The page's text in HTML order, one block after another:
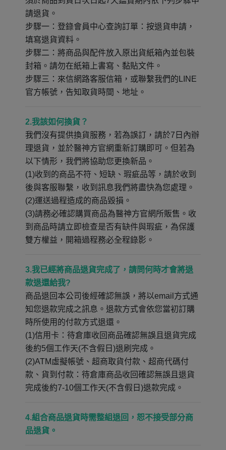
請退貨。
步驟一：登錄會員中心查詢訂單：按退貨申請，
填寫退貨資料。
步驟二：將商品與配件放入原出貨紙箱內並包裝
封箱。請勿在紙箱上書寫、黏貼文件。
步驟三：來信網路客服信箱，或聯繫我們的LINE
官方帳號，告知取貨時間、地址。
2.我該如何換貨？
我們沒有提供換貨服務，若為誤訂，請於7日內辦
理退貨，並於醫神方官網重新訂購即可。但若為
以下情形，我們將協助您更換新品。
(1)收到的商品不符、短缺、瑕疵品等，請於收到
後與客服聯繫，收到訊息我們將盡快為您處理。
(2)運送過程造成的商品毀損。
(3)請務必確認購買商品為醫神方官網所販售。收
到商品時請立即檢查是否有缺件與瑕疵，為保護
雙方權益，開箱過程務必全程錄影。
3.我已經將商品退貨完成了，請問何時才會將退
款退還給我?
商品退回本公司後經確認無誤，將以email方式通
知您退款完成之訊息。退款方式會依您當初訂購
時所使用的付款方式退還。
(1)信用卡：待倉庫收回商品確認無誤且退貨完成
後約5個工作天(不含假日)退刷完成。
(2)ATM虛擬帳號、超商取貨付款、超商代碼付
款、貨到付款：待倉庫商品收回確認無誤且退貨
完成後約7-10個工作天(不含假日)退款完成。
4.組合商品退貨時需整組退回，恕不接受部分商
品退貨。